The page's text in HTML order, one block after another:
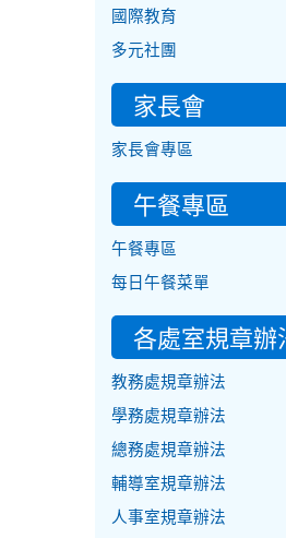
國際教育
多元社團
家長會
家長會專區
午餐專區
午餐專區
每日午餐菜單
各處室規章辦
教務處規章辦法
學務處規章辦法
總務處規章辦法
輔導室規章辦法
人事室規章辦法